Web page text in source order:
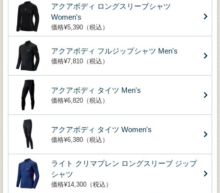
アクアボディ ロングスリーブシャツ
Women's
価格¥5,390（税込）
アクアボディ フルジップシャツ Men's
価格¥7,810（税込）
アクアボディ タイツ Men's
価格¥6,820（税込）
アクアボディ タイツ Women's
価格¥6,380（税込）
ライト クリマプレン ロングスリーブ ジップ
シャツ
価格¥14,300（税込）